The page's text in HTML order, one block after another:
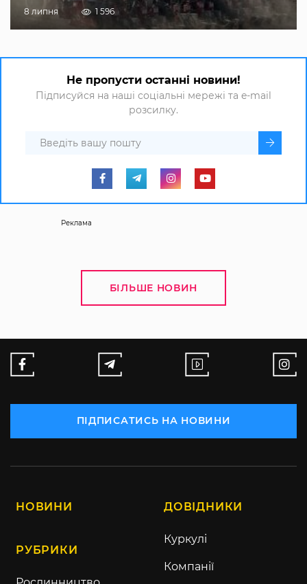
8 липня 1 596
Не пропусти останні новини!
Підписуйся на наші соціальні мережі та e-mail
розсилку.
Реклама
БІЛЬШЕ НОВИН
ПІДПИСАТИСЬ НА НОВИНИ
НОВИНИ
РУБРИКИ
ДОВІДНИКИ
Куркулі
Компанії